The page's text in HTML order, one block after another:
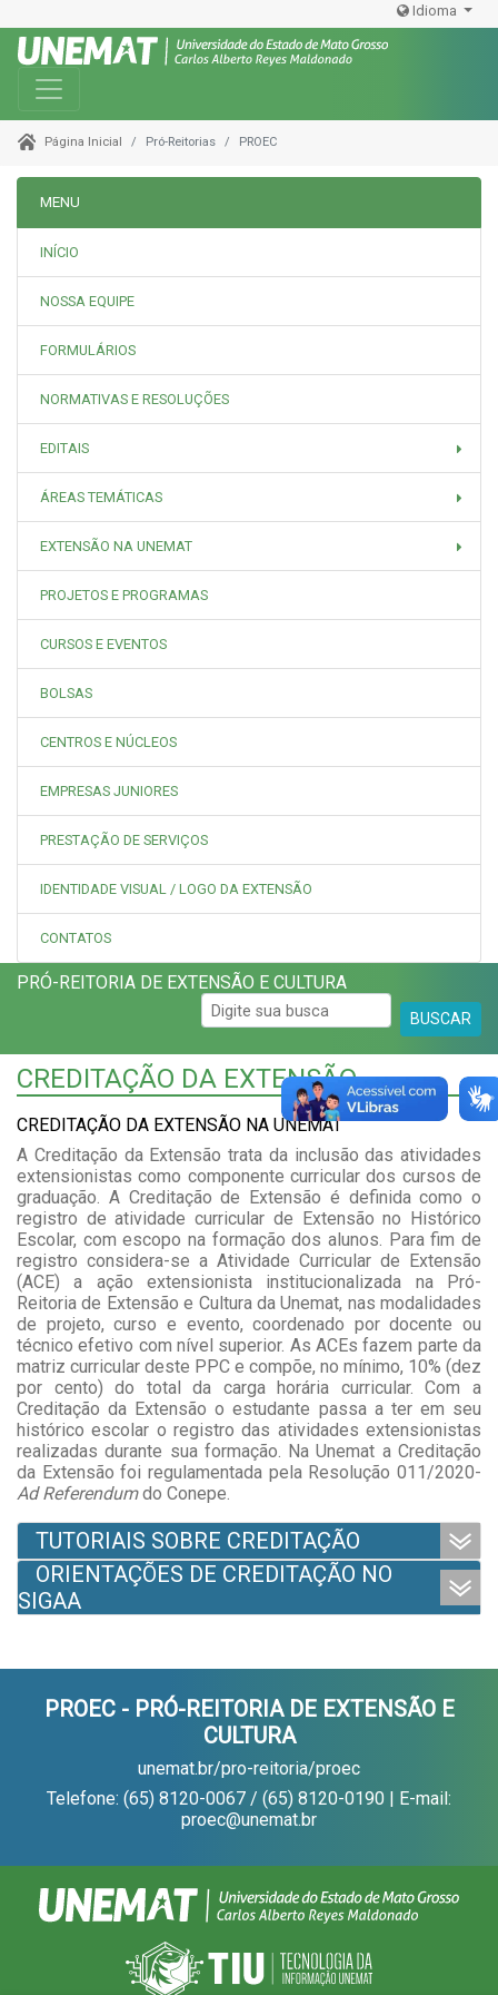
Idioma
Toggle navigation
Página Inicial Pró-Reitorias PROEC
MENU
INÍCIO
NOSSA EQUIPE
FORMULÁRIOS
NORMATIVAS E RESOLUÇÕES
EDITAIS
ÁREAS TEMÁTICAS
EXTENSÃO NA UNEMAT
PROJETOS E PROGRAMAS
CURSOS E EVENTOS
BOLSAS
CENTROS E NÚCLEOS
EMPRESAS JUNIORES
PRESTAÇÃO DE SERVIÇOS
IDENTIDADE VISUAL / LOGO DA EXTENSÃO
CONTATOS
PRÓ-REITORIA DE EXTENSÃO E CULTURA
BUSCAR
CREDITAÇÃO DA EXTENSÃO
CREDITAÇÃO DA EXTENSÃO NA UNEMAT
A Creditação da Extensão trata da inclusão das atividades
extensionistas como componente curricular dos cursos de
graduação. ACreditação de Extensão é definida como o
registro de atividade curricular de Extensão no Histórico
Escolar, com escopo na formação dos alunos. Para fim de
registro considera-se a Atividade Curricular de Extensão
(ACE) a ação extensionista institucionalizada na Pró-
Reitoria de Extensão e Cultura da Unemat, nas modalidades
de projeto, curso e evento, coordenado por docente ou
técnico efetivo com nível superior. As ACEs fazem parte da
matriz curricular deste PPC e compõe, no mínimo, 10% (dez
por cento) do total da carga horária curricular. Com a
Creditação da Extensão o estudante passa a ter em seu
histórico escolar o registro das atividades extensionistas
realizadas durante sua formação. Na Unemat a Creditação
da Extensão foi regulamentada pela Resolução 011/2020-
Ad Referendumdo Conepe.
TUTORIAIS SOBRE CREDITAÇÃO
ORIENTAÇÕES DE CREDITAÇÃO NO
SIGAA
PROEC - PRÓ-REITORIA DE EXTENSÃO E
CULTURA
unemat.br/pro-reitoria/proec
Telefone: (65) 8120-0067 / (65) 8120-0190 | E-mail:
proec@unemat.br